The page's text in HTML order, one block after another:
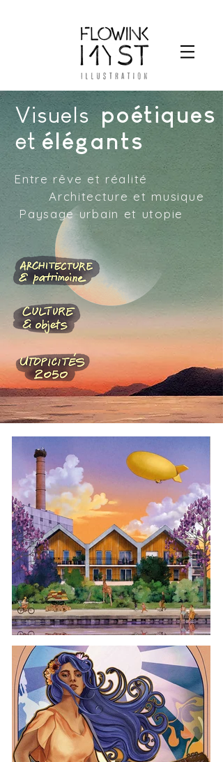
Visuels poétiques
et élégants
Entre rêve et réalité
Architecture et musique
Paysage urbain et utopie